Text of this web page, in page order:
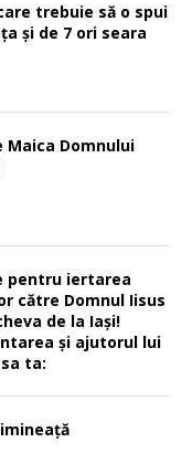
trebuie să o spui
și de 7 ori seara
Maica Domnului
pentru iertarea
către Domnul Iisus
de la Iaşi!
şi ajutorul lui
ta: